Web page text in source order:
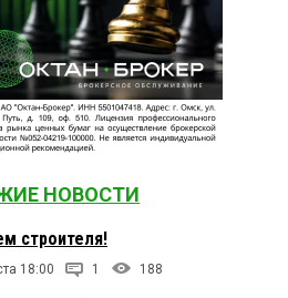
НОВОСТИ
строителя!
18:00 1 188